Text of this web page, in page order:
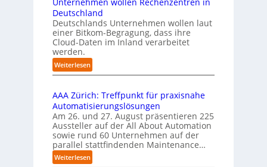
l
e
A
b
l
d
u
n
g
s
p
l
e
m
e
n
t
i
r
u
n
g
a
n
“
i
o
n
t
a
t
e
t
B
i
e
t
e
b
u
s
b
r
u
t
S
t
e
f
a
n
S
Unternehmen wollen Rechenzentren in
Deutschland
Deutschlands Unternehmen wollen laut
einer Bitkom-Begragung, dass ihre
Cloud-Daten im Inland verarbeitet
werden.
Weiterlesen:
U
t
e
r
n
e
h
m
AAA Zürich: Treffpunkt für praxisnahe
Automatisierungslösungen
Am 26. und 27. August präsentieren 225
Aussteller auf der All About Automation
sowie rund 60 Unternehmen auf der
parallel stattfindenden Maintenance…
Weiterlesen: